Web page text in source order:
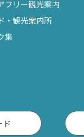
フリー観光案内
・観光案内所
集
ド